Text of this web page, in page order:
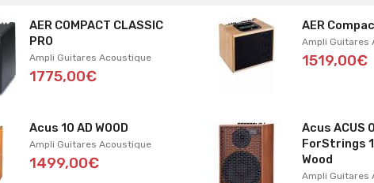
AER COMPACT CLASSIC
PRO
Ampli Guitares Acoustique
1775,00€
AER
Ampli Guitares
1519,00€
Acus 10 AD WOOD
Ampli Guitares Acoustique
1499,00€
Acus ACUS
ForStrings
Wood
Ampli Guitares